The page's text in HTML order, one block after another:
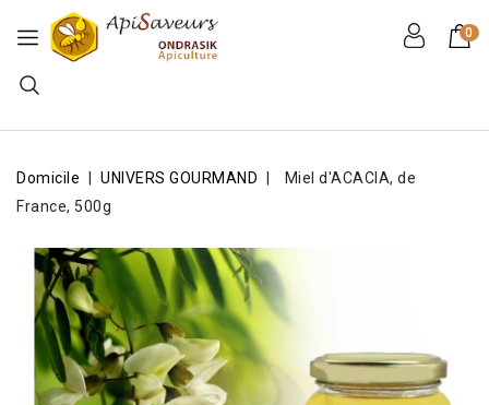
0
Domicile UNIVERS GOURMAND
Miel d'ACACIA, de
France, 500g